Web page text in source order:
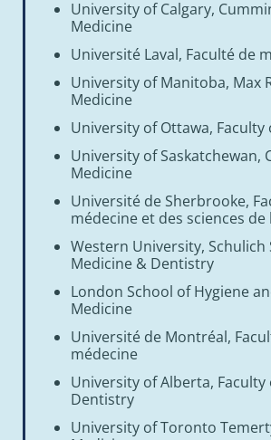
University of Calgary,
Medicine
Université Laval, Faculté de
University of Manitoba, Max
Medicine
University of Ottawa, Faculty
University of Saskatchewan,
Medicine
Université de Sherbrooke,
médecine et des sciences de
Western University, Schulich
Medicine & Dentistry
London School of Hygiene
Medicine
Université de Montréal,
médecine
University of Alberta,
Dentistry
University of Toronto